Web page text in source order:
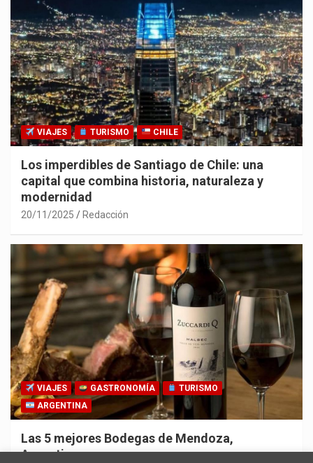
VIAJES TURISMO CHILE
Los imperdibles de Santiago de Chile: una
capital que combina historia, naturaleza y
modernidad
20/11/2025 Redacción
VIAJES GASTRONOMÍA
TURISMO
ARGENTINA
Las 5 mejores Bodegas de Mendoza,
Argentina